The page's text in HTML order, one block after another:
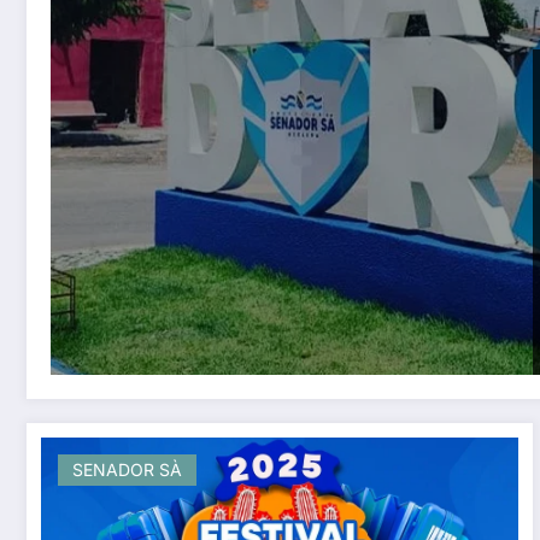
SENADOR SÀ